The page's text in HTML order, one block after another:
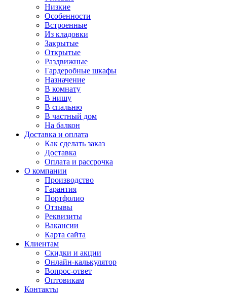
Низкие
Особенности
Встроенные
Из кладовки
Закрытые
Открытые
Раздвижные
Гардеробные шкафы
Назначение
В комнату
В нишу
В спальню
В частный дом
На балкон
Доставка и оплата
Как сделать заказ
Доставка
Оплата и рассрочка
О компании
Производство
Гарантия
Портфолио
Отзывы
Реквизиты
Вакансии
Карта сайта
Клиентам
Скидки и акции
Онлайн-калькулятор
Вопрос-ответ
Оптовикам
Контакты